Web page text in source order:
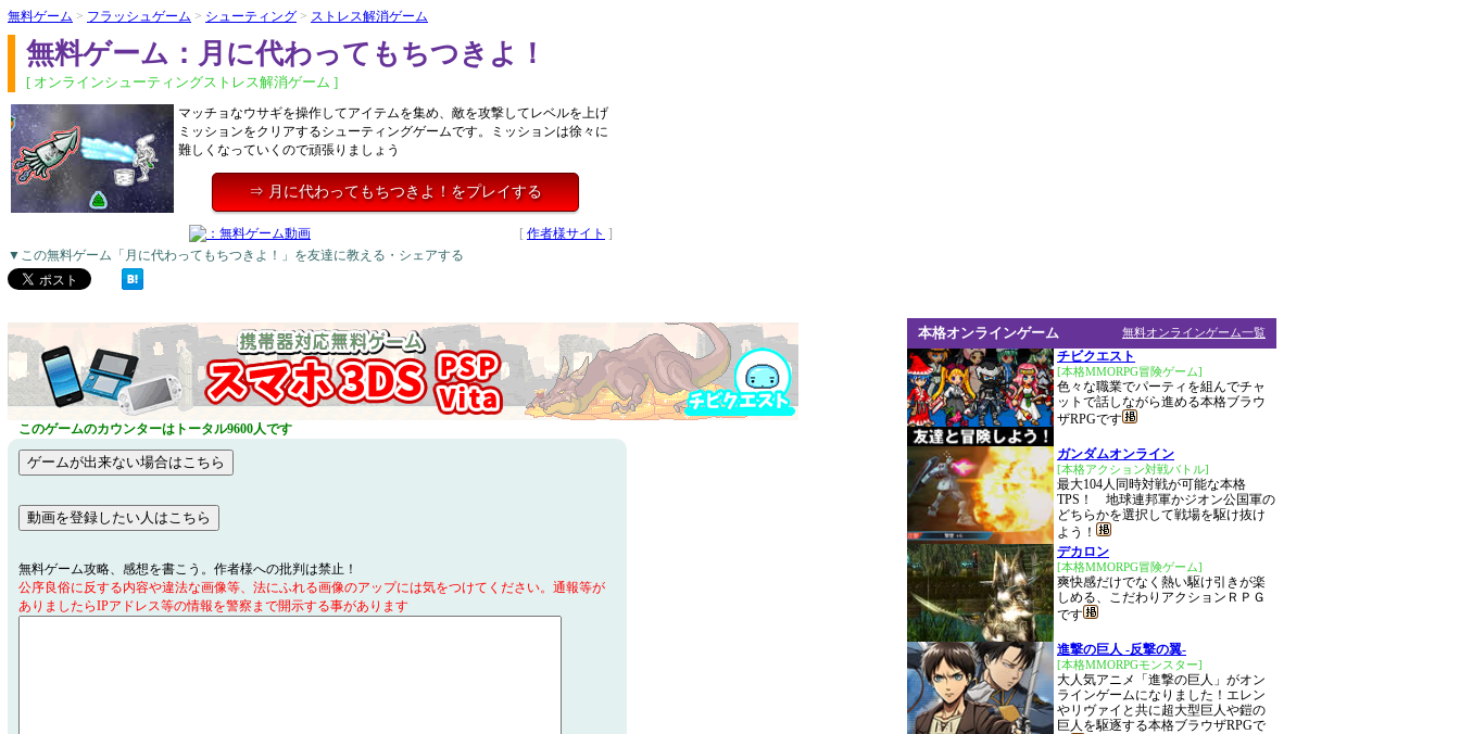
無料ゲーム > フラッシュゲーム > シューティング > ストレス解消ゲーム
無料ゲーム：月に代わってもちつきよ！
[ オンラインシューティングストレス解消ゲーム ]
マッチョなウサギを操作してアイテムを集め、敵を攻撃してレベルを上げ
ミッションをクリアするシューティングゲームです。ミッションは徐々に
難しくなっていくので頑張りましょう
⇒ 月に代わってもちつきよ！をプレイする
[ 作者様サイト ]
▼この無料ゲーム「月に代わってもちつきよ！」を友達に教える・シェアする
このゲームのカウンターはトータル9600人です
無料ゲーム攻略、感想を書こう。作者様への批判は禁止！
公序良俗に反する内容や違法な画像等、法にふれる画像のアップには気をつけてください。通報等が
ありましたらIPアドレス等の情報を警察まで開示する事があります
無料オンラインゲーム一覧
本格オンラインゲーム
チビクエスト
[本格MMORPG冒険ゲーム]
色々な職業でパーティを組んでチャ
ットで話しながら進める本格ブラウ
ザRPGです
ガンダムオンライン
[本格アクション対戦バトル]
最大104人同時対戦が可能な本格
TPS！ 地球連邦軍かジオン公国軍の
どちらかを選択して戦場を駆け抜け
よう！
デカロン
[本格MMORPG冒険ゲーム]
爽快感だけでなく熱い駆け引きが楽
しめる、こだわりアクションＲＰＧ
です
進撃の巨人 -反撃の翼-
[本格MMORPGモンスター]
大人気アニメ「進撃の巨人」がオン
ラインゲームになりました！エレン
やリヴァイと共に超大型巨人や鎧の
巨人を駆逐する本格ブラウザRPGで